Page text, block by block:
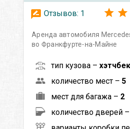
Отзывов: 1
Аренда автомобиля
во Франкфурте-на-Майне
тип кузова – хэтчбек
количество мест – 5
мест для багажа – 2
количество дверей –